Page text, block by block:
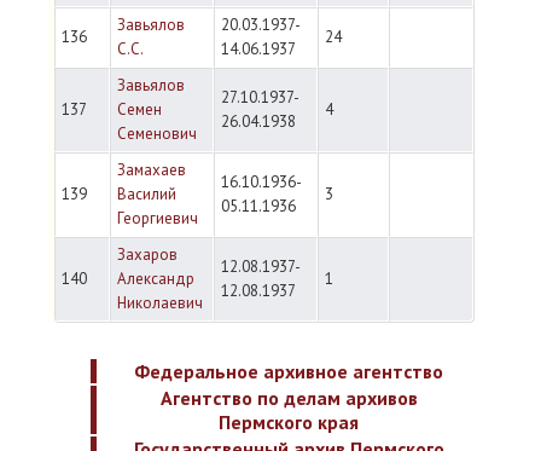
136
Завьялов
С.С.
20.03.1937-
14.06.1937
24
137
Завьялов
Семен
Семенович
27.10.1937-
26.04.1938
4
139
Замахаев
Василий
Георгиевич
16.10.1936-
05.11.1936
3
140
Захаров
Александр
Николаевич
12.08.1937-
12.08.1937
1
Федеральное архивное агентство
Агентство по делам архивов
Пермского края